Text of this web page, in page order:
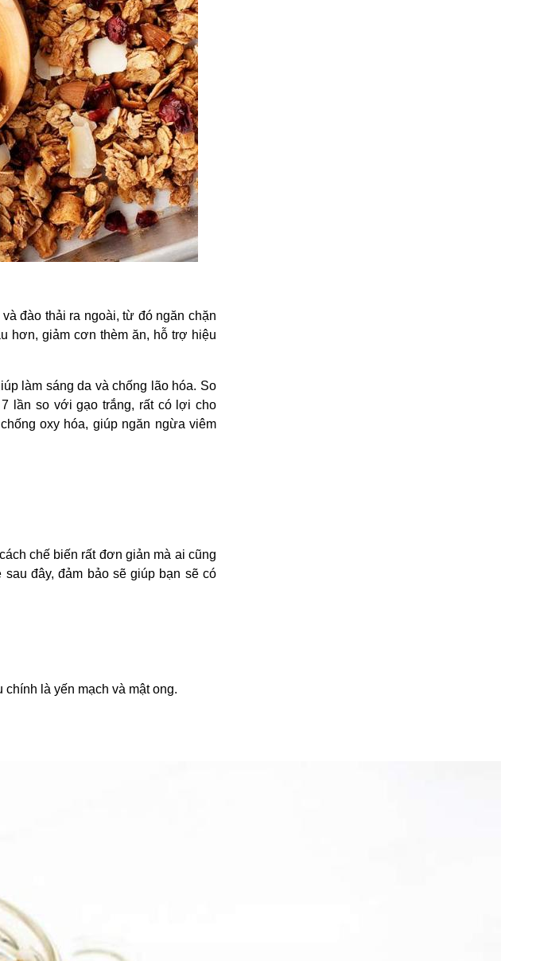
đào thải ra ngoài, từ đó ngăn chặn
hơn, giảm cơn thèm ăn, hỗ trợ hiệu
làm sáng da và chống lão hóa. So
lần so với gạo trắng, rất có lợi cho
oxy hóa, giúp ngăn ngừa viêm
chế biến rất đơn giản mà ai cũng
đây, đảm bảo sẽ giúp bạn sẽ có
là yến mạch và mật ong.